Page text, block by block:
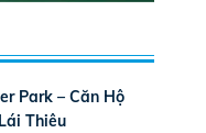
Park – Căn Hộ
Thiêu